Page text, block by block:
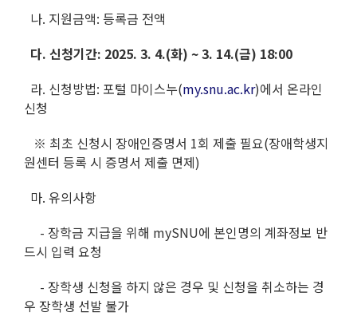
나. 지원금액: 등록금 전액
다. 신청기간: 2025. 3. 4.(화) ~ 3. 14.(금) 18:00
라. 신청방법: 포털 마이스누(my.snu.ac.kr)에서 온라인
신청
※ 최초 신청시 장애인증명서 1회 제출 필요(장애학생지
원센터 등록 시 증명서 제출 면제)
마. 유의사항
- 장학금 지급을 위해 mySNU에 본인명의 계좌정보 반
드시 입력 요청
- 장학생 신청을 하지 않은 경우 및 신청을 취소하는 경
우 장학생 선발 불가